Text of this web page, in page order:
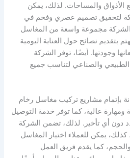
والمساحات. لذلك، يمكن
لتحقيق تصميم عصري وفخم في
مجموعة واسعة من المغاسل
بتقديم نصائح حول العناية اليومية
وجودتها. أيضًا، توفر الشركة
والصناعي لتناسب جميع
بإتمام مشاريع تركيب مغاسل رخام
عالية، كما توفر خدمة التوصيل
دون أي تأخير. لذلك، تضمن الشركة
كذلك، يمكن للعملاء اختيار المغاسل
كما يقدم فريق العمل